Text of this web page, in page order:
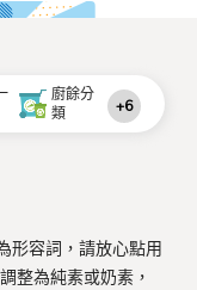
廚餘分
類
+6
形容詞，請放心點用
整為純素或奶素，